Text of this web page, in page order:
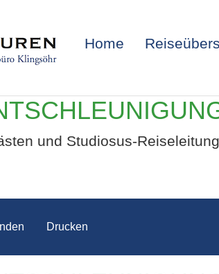
Home
und Studiosus-Reiseleitung
Drucken